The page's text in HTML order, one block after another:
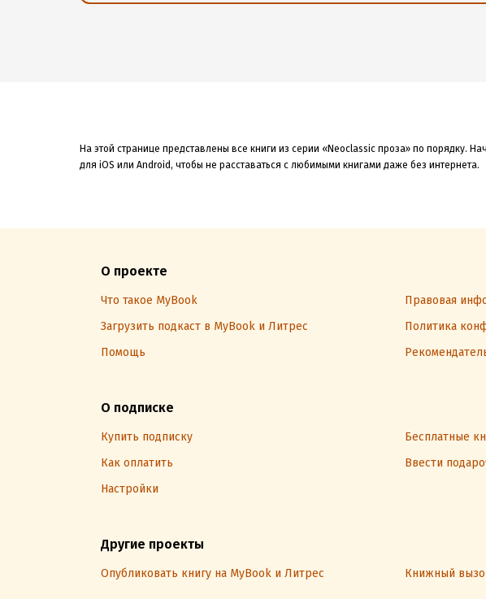
На этой странице представлены все книги из серии «Neoclassic проза» по порядку.
для iOS или Android, чтобы не расставаться с любимыми книгами даже без интернета.
О проекте
Что такое MyBook Правовая
Загрузить подкаст в MyBook и Литрес
Политика
Помощь
О подписке
Купить подписку Бесплатные
Как оплатить
Ввести
Настройки
Другие проекты
Опубликовать книгу на MyBook и Литрес Книжный